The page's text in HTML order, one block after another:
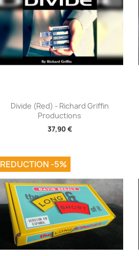
Aperçu rapide
Divide (Red) - Richard Griffin
Productions
37,90 €
REDUCTION -5%